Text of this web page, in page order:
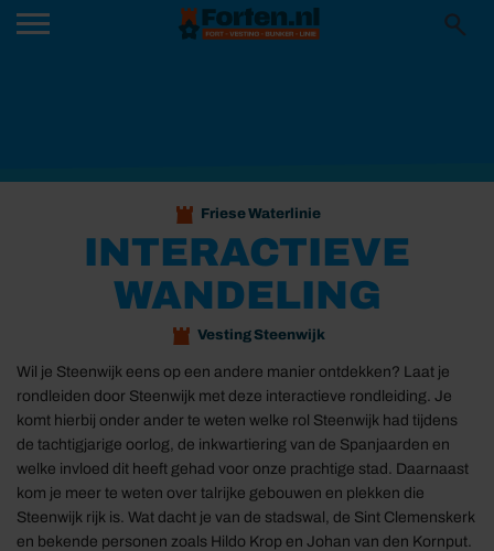
Friese Waterlinie
INTERACTIEVE
WANDELING
Vesting Steenwijk
Wil je Steenwijk eens op een andere manier ontdekken? Laat je
rondleiden door Steenwijk met deze interactieve rondleiding. Je
komt hierbij onder ander te weten welke rol Steenwijk had tijdens
de tachtigjarige oorlog, de inkwartiering van de Spanjaarden en
welke invloed dit heeft gehad voor onze prachtige stad. Daarnaast
kom je meer te weten over talrijke gebouwen en plekken die
Steenwijk rijk is. Wat dacht je van de stadswal, de Sint Clemenskerk
en bekende personen zoals Hildo Krop en Johan van den Kornput.